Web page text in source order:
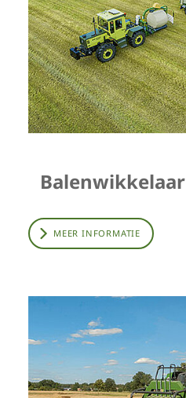
Balenwikkelaar
MEER INFORMATIE